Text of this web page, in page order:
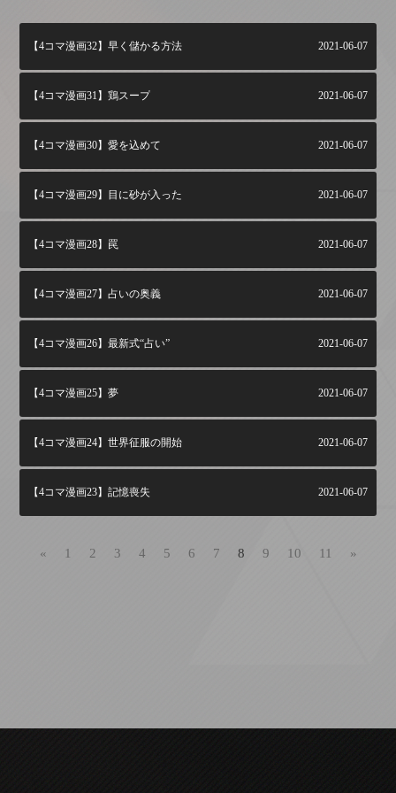
【4コマ漫画32】早く儲かる方法 2021-06-07
【4コマ漫画31】鶏スープ 2021-06-07
【4コマ漫画30】愛を込めて 2021-06-07
【4コマ漫画29】目に砂が入った 2021-06-07
【4コマ漫画28】罠 2021-06-07
【4コマ漫画27】占いの奥義 2021-06-07
【4コマ漫画26】最新式“占い” 2021-06-07
【4コマ漫画25】夢 2021-06-07
【4コマ漫画24】世界征服の開始 2021-06-07
【4コマ漫画23】記憶喪失 2021-06-07
« 1 2 3 4 5 6 7 8 9 10 11 »